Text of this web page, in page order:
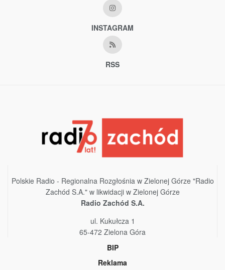
INSTAGRAM
RSS
Polskie Radio - Regionalna Rozgłośnia w Zielonej Górze "Radio
Zachód S.A." w likwidacji w Zielonej Górze
Radio Zachód S.A.
ul. Kukułcza 1
65-472 Zielona Góra
BIP
Reklama